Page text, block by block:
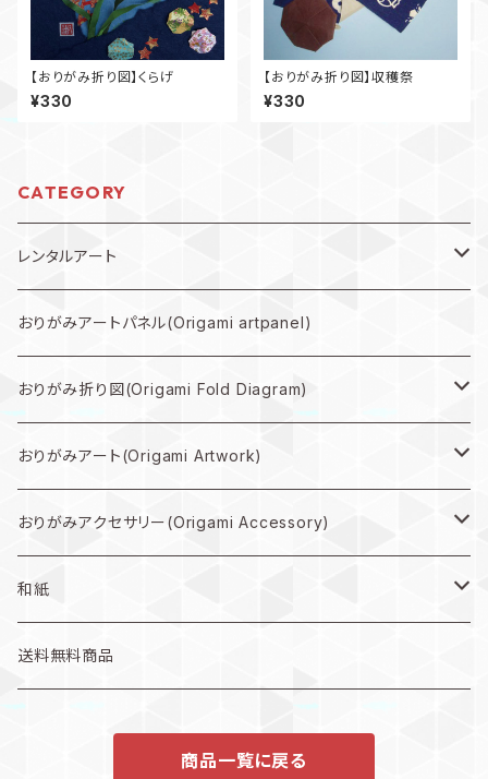
【おりがみ折り図】くらげ
¥330
【おりがみ折り図】収穫祭
¥330
CATEGORY
レンタルアート
規格外作品プラン
大型作品プラン
中型作品プラン
小型作品プラン
おりがみアートパネル(Origami artpanel)
おりがみ折り図(Origami Fold Diagram)
折り図PDF(PDF Download)
折り図キット(with material)
おりがみアート(Origami Artwork)
壁掛け(Wall hanging artwork)
色紙(art)
うちわ(Paper fan)
おりがみアクセサリー(Origami Accessory)
ピアス(earring)
イヤリング(clip-on earrings)
和紙
和紙
送料無料商品
商品一覧に戻る